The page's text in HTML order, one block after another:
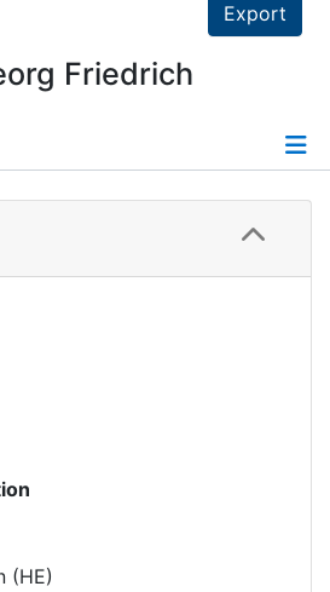
Export
Friedrich
Details
(HE)